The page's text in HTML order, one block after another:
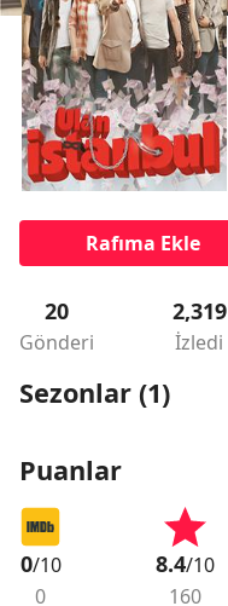
Rafıma Ekle
20
Gönderi
2,319
İzledi
Sezonlar (1)
Puanlar
0/10
0
8.4/10
160